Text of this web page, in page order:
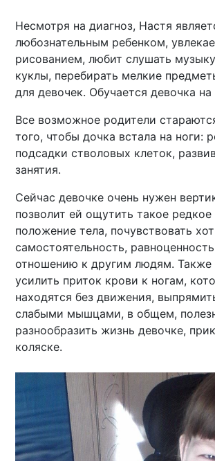
Несмотря на диагноз, Настя
любознательным ребенком,
рисованием, любит слушать
куклы, перебирать мелкие
для девочек. Обучается девочка
Все возможное родители
того, чтобы дочка встала на ноги:
подсадки стволовых клеток,
занятия.
Сейчас девочке очень нужен
позволит ей ощутить такое редкое
положение тела, почувствовать
самостоятельность,
отношению к другим людям. Также
усилить приток крови к ногам,
находятся без движения,
слабыми мышцами, в общем,
разнообразить жизнь девочке,
коляске.